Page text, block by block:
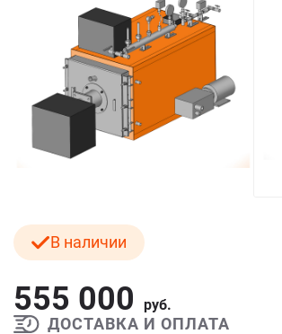
В наличии
555 000 руб.
ДОСТАВКА И ОПЛАТА